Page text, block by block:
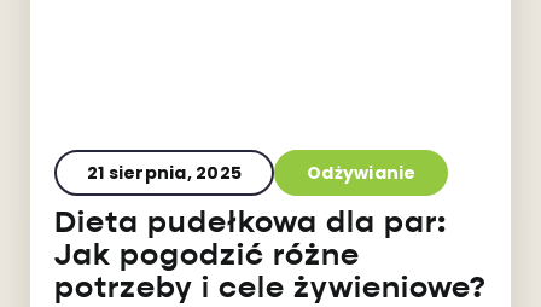
21 sierpnia, 2025 Odżywianie
Dieta pudełkowa dla par:
Jak pogodzić różne
potrzeby i cele żywieniowe?